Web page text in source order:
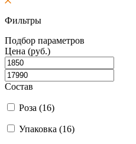
Фильтры
Подбор параметров
Цена (руб.)
Состав
Роза (16)
Упаковка (16)